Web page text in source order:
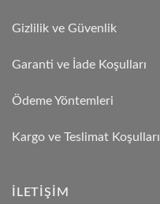
Gizlilik ve Güvenlik
Garanti ve İade Koşulları
Ödeme Yöntemleri
Kargo ve Teslimat Koşulları
İLETIŞIM